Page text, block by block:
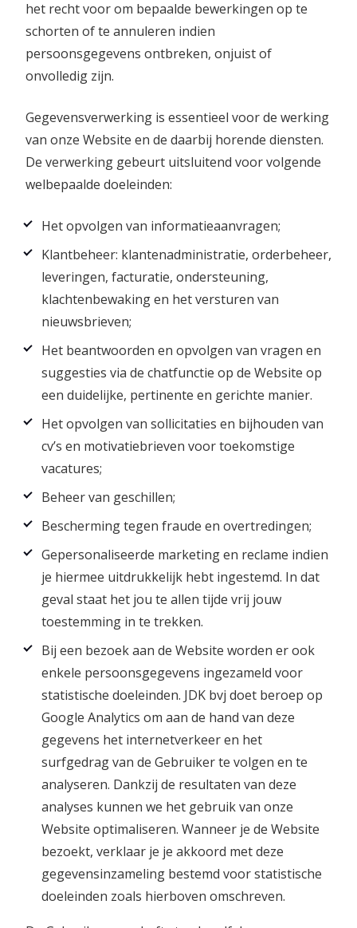
het recht voor om bepaalde bewerkingen op te
schorten of te annuleren indien
persoonsgegevens ontbreken, onjuist of
onvolledig zijn.
Gegevensverwerking is essentieel voor de werking
van onze Website en de daarbij horende diensten.
De verwerking gebeurt uitsluitend voor volgende
welbepaalde doeleinden:
Het opvolgen van informatieaanvragen;
Klantbeheer: klantenadministratie, orderbeheer,
leveringen, facturatie, ondersteuning,
klachtenbewaking en het versturen van
nieuwsbrieven;
Het beantwoorden en opvolgen van vragen en
suggesties via de chatfunctie op de Website op
een duidelijke, pertinente en gerichte manier.
Het opvolgen van sollicitaties en bijhouden van
cv’s en motivatiebrieven voor toekomstige
vacatures;
Beheer van geschillen;
Bescherming tegen fraude en overtredingen;
Gepersonaliseerde marketing en reclame indien
je hiermee uitdrukkelijk hebt ingestemd. In dat
geval staat het jou te allen tijde vrij jouw
toestemming in te trekken.
Bij een bezoek aan de Website worden er ook
enkele persoonsgegevens ingezameld voor
statistische doeleinden. JDK bvj doet beroep op
Google Analytics om aan de hand van deze
gegevens het internetverkeer en het
surfgedrag van de Gebruiker te volgen en te
analyseren. Dankzij de resultaten van deze
analyses kunnen we het gebruik van onze
Website optimaliseren. Wanneer je de Website
bezoekt, verklaar je je akkoord met deze
gegevensinzameling bestemd voor statistische
doeleinden zoals hierboven omschreven.